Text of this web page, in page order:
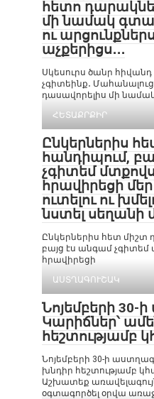
հետո
մի նամակ
ու
աչքերիցս․․․
Սկեսուրս ծանր հիվանդ
չգիտեինք․
դասավորելիս մի
ՀԵՏԱՔՐՔԻՐ
Ընկերներիս
հանդիպում,
չգիտեմ
հրավիրեցի
ուտելու ու
նստել սեղանի
Ընկերներիս հետ միշտ
բայց էս անգամ չգիտեմ
հրավիրեցի
ԱՍՏՂԱԳՈՒՇԱԿ
Նոյեմբերի 30-
Կարիճներ՝
հեշտությամբ
Նոյեմբերի 30-ի
խնդիր հեշտությամբ
Աշխատեք
օգտագործել օրվա